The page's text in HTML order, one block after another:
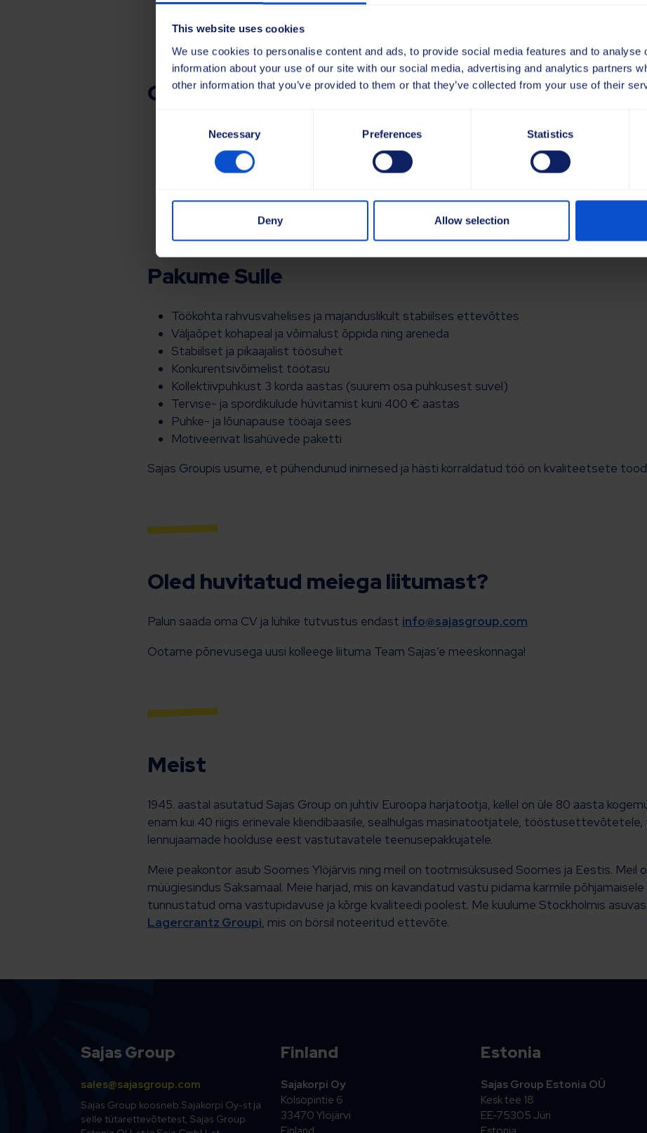
This website uses cookies
We use cookies to personalise content and ads, to provide social media features and to analyse
information about your use of our site with our social media, advertising and analytics partners
other information that you’ve provided to them or that they’ve collected from your use of their
Necessary Preferences Statistics
Deny Allow selection
Nädalavahetused on vabad
Ootame Sinult
Valmidust töötada meeskonnas
Valmidust töötada 8-tunnistes vahetustes, sh öövahetustes
Tehnilist taipu ja täpsust tööülesannete täitmisel
Sobivust füüsiliseks tööks
Pakume Sulle
Töökohta rahvusvahelises ja majanduslikult stabiilses ettevõttes
Väljaõpet kohapeal ja võimalust õppida ning areneda
Stabiilset ja pikaajalist töösuhet
Konkurentsivõimelist töötasu
Kollektiivpuhkust 3 korda aastas (suurem osa puhkusest suvel)
Tervise- ja spordikulude hüvitamist kuni 400 € aastas
Puhke- ja lõunapause tööaja sees
Motiveerivat lisahüvede paketti
Sajas Groupis usume, et pühendunud inimesed ja hästi korraldatud töö on kvaliteetsete
Oled huvitatud meiega liitumast?
Palun saada oma CV ja lühike tutvustus endast info@sajasgroup.com
Ootame põnevusega uusi kolleege liituma Team Sajas’e meeskonnaga!
Meist
1945. aastal asutatud Sajas Group on juhtiv Euroopa harjatootja, kellel on üle 80 aasta
enam kui 40 riigis erinevale kliendibaasile, sealhulgas masinatootjatele,
lennujaamade hoolduse eest vastutavatele teenusepakkujatele.
Meie peakontor asub Soomes Ylöjärvis ning meil on tootmisüksused Soomes ja Eestis. Meil
müügiesindus Saksamaal. Meie harjad, mis on kavandatud vastu pidama karmile põhjamaisele
tunnustatud oma vastupidavuse ja kõrge kvaliteedi poolest. Me kuulume Stockholmis
Lagercrantz Groupi, mis on börsil noteeritud ettevõte.
Sajas Group
sales@sajasgroup.com
Sajas Group koosneb Sajakorpi Oy-st ja
selle tütarettevõtetest, Sajas Group
Finland
Sajakorpi Oy
Kolsopintie 6
33470 Ylöjärvi
Estonia
Sajas Group Estonia OÜ
Kesk tee 18
EE-75305 Jüri